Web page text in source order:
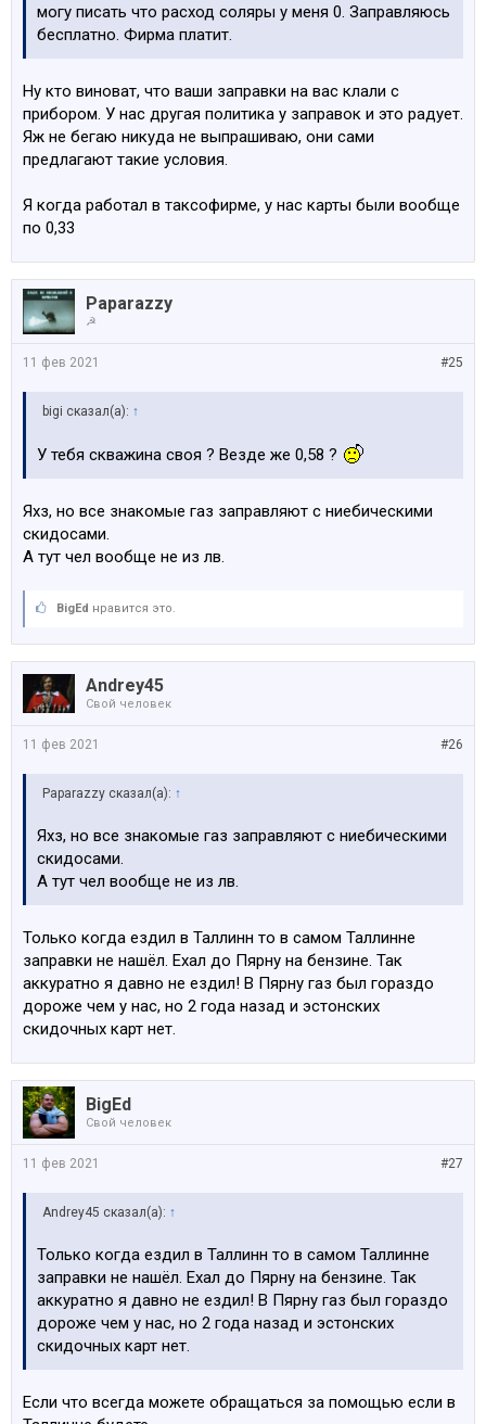
могу писать что расход соляры у меня 0. Заправляюсь
бесплатно. Фирма платит.
Ну кто виноват, что ваши заправки на вас клали с
прибором. У нас другая политика у заправок и это радует.
Яж не бегаю никуда не выпрашиваю, они сами
предлагают такие условия.
Я когда работал в таксофирме, у нас карты были вообще
по 0,33
Paparazzy
☭
#25
11 фев 2021
bigi сказал(а): ↑
У тебя скважина своя ? Везде же 0,58 ?
Яхз, но все знакомые газ заправляют с ниебическими
скидосами.
А тут чел вообще не из лв.
BigEd нравится это.
Andrey45
Свой человек
#26
11 фев 2021
Paparazzy сказал(а): ↑
Яхз, но все знакомые газ заправляют с ниебическими
скидосами.
А тут чел вообще не из лв.
Только когда ездил в Таллинн то в самом Таллинне
заправки не нашёл. Ехал до Пярну на бензине. Так
аккуратно я давно не ездил! В Пярну газ был гораздо
дороже чем у нас, но 2 года назад и эстонских
скидочных карт нет.
BigEd
Свой человек
#27
11 фев 2021
Andrey45 сказал(а): ↑
Только когда ездил в Таллинн то в самом Таллинне
заправки не нашёл. Ехал до Пярну на бензине. Так
аккуратно я давно не ездил! В Пярну газ был гораздо
дороже чем у нас, но 2 года назад и эстонских
скидочных карт нет.
Если что всегда можете обращаться за помощью если в